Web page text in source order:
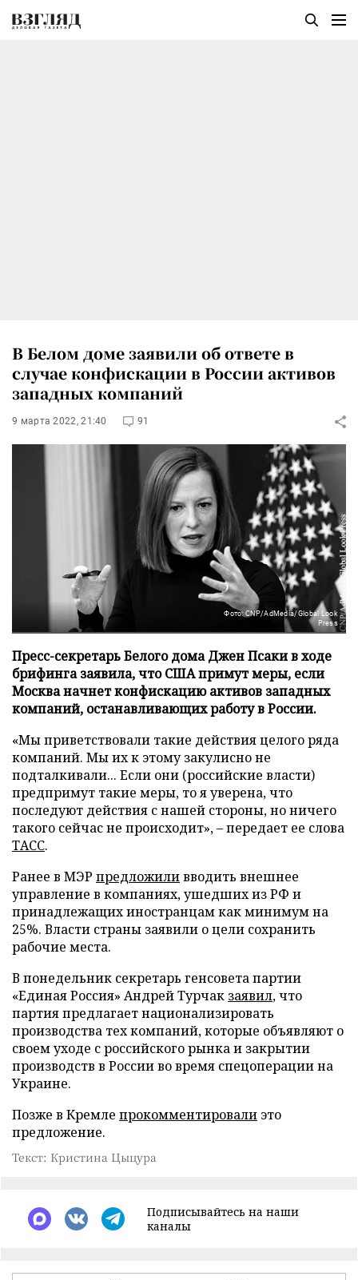
В Белом доме заявили об ответе в
случае конфискации в России активов
западных компаний
9 марта 2022, 21:40 91
Фото: CNP/AdMedia/Global Look
Press
Пресс-секретарь Белого дома Джен Псаки в ходе
брифинга заявила, что США примут меры, если
Москва начнет конфискацию активов западных
компаний, останавливающих работу в России.
«Мы приветствовали такие действия целого ряда
компаний. Мы их к этому закулисно не
подталкивали... Если они (российские власти)
предпримут такие меры, то я уверена, что
последуют действия с нашей стороны, но ничего
такого сейчас не происходит», – передает ее слова
ТАСС.
Ранее в МЭР предложиливводить внешнее
управление в компаниях, ушедших из РФ и
принадлежащих иностранцам как минимум на
25%. Власти страны заявили о цели сохранить
рабочие места.
В понедельник секретарь генсовета партии
«Единая Россия» Андрей Турчак заявил, что
партия предлагает национализировать
производства тех компаний, которые объявляют о
своем уходе с российского рынка и закрытии
производств в России во время спецоперации на
Украине.
Позже в Кремле прокомментировали это
предложение.
Текст: Кристина Цыцура
Подписывайтесь на наши
каналы